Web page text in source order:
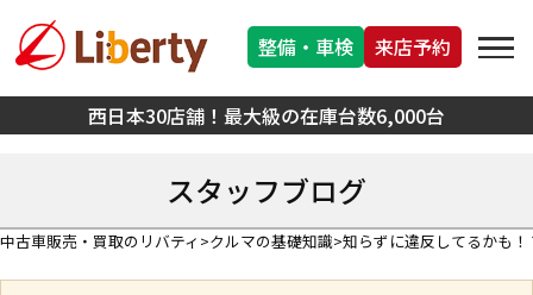
西日本30店舗！最大級の在庫台数6,000台
整備・車検 来店予約
スタッフブログ
中古車販売・買取のリバティ クルマの基礎知識 知らずに違反してるかも